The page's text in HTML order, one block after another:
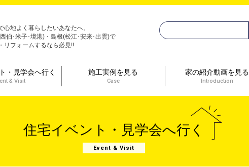
心地よく暮らしたいあなたへ。
伯･米子･境港)・島根(松江･安来･出雲)で
リフォームするなら必見!!
・見学会へ行く
& Visit
施工実例を見る
Case
家の紹介動画を見る
Introduction
住宅イベント・見学会へ行く
Event & Visit